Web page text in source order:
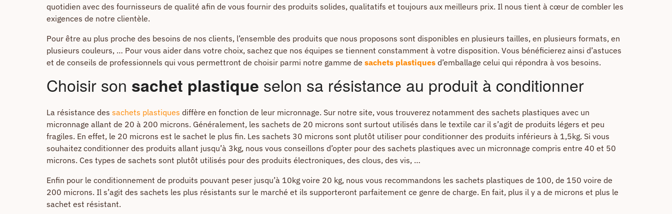
quotidien avec des fournisseurs de qualité afin de vous fournir des produits solides, qualitatifs et toujours aux meilleurs prix. Il nous tient à cœur de combler les
exigences de notre clientèle.
Pour être au plus proche des besoins de nos clients, l’ensemble des produits que nous proposons sont disponibles en plusieurs tailles, en plusieurs formats, en
plusieurs couleurs, … Pour vous aider dans votre choix, sachez que nos équipes se tiennent constamment à votre disposition. Vous bénéficierez ainsi d’astuces
et de conseils de professionnels qui vous permettront de choisir parmi notre gamme de sachets plastiques d’emballage celui qui répondra à vos besoins.
Choisir son sachet plastique selon sa résistance au produit à conditionner
La résistance des sachets plastiques diffère en fonction de leur micronnage. Sur notre site, vous trouverez notamment des sachets plastiques avec un
micronnage allant de 20 à 200 microns. Généralement, les sachets de 20 microns sont surtout utilisés dans le textile car il s’agit de produits légers et peu
fragiles. En effet, le 20 microns est le sachet le plus fin. Les sachets 30 microns sont plutôt utiliser pour conditionner des produits inférieurs à 1,5kg. Si vous
souhaitez conditionner des produits allant jusqu’à 3kg, nous vous conseillons d’opter pour des sachets plastiques avec un micronnage compris entre 40 et 50
microns. Ces types de sachets sont plutôt utilisés pour des produits électroniques, des clous, des vis, …
Enfin pour le conditionnement de produits pouvant peser jusqu’à 10kg voire 20 kg, nous vous recommandons les sachets plastiques de 100, de 150 voire de
200 microns. Il s’agit des sachets les plus résistants sur le marché et ils supporteront parfaitement ce genre de charge. En fait, plus il y a de microns et plus le
sachet est résistant.